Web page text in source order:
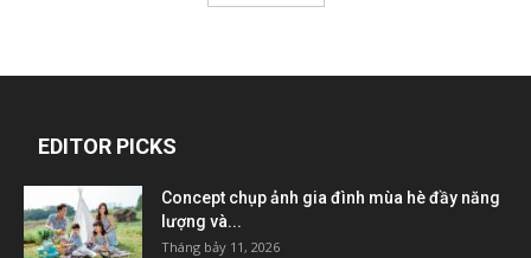
EDITOR PICKS
Concept chụp ảnh gia đình mùa hè đầy năng
lượng và...
Tháng bảy 11, 2026